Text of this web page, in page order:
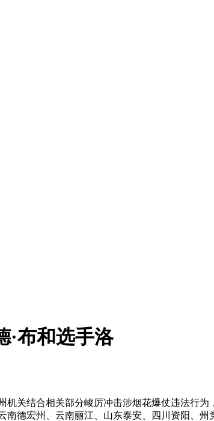
·布和选手洛
结合相关部分峻厉冲击涉烟花爆仗违法行为
德宏州、云南丽江、山东泰安、四川资阳、州